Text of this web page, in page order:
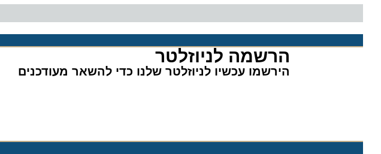
הרשמה לניוזלטר​
הירשמו עכשיו לניוזלטר שלנו כדי להשאר מעודכנים